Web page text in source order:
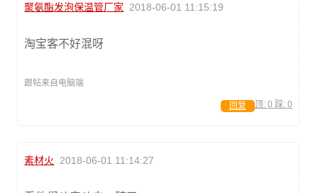
聚氨酯发泡保温管厂家 2018-06-01 11:15:19
淘宝客不好混呀
跟帖来自电脑端
顶: 0 踩: 0
回复
素材火 2018-06-01 11:14:27